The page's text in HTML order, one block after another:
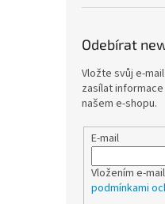
Odebírat
Vložte svůj e-
zasílat
našem e-shopu.
E-mail
Vložením e-
podmínkami